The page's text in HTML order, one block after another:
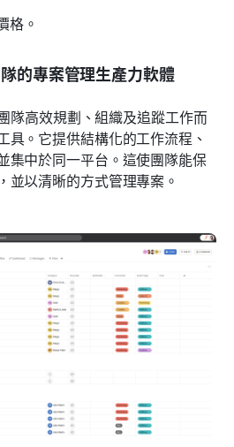
格。
的專案管理生產力軟體
隊高效規劃、組織及追蹤工作而
具。它提供結構化的工作流程、
集中於同一平台。這使團隊能保
並以清晰的方式管理專案。